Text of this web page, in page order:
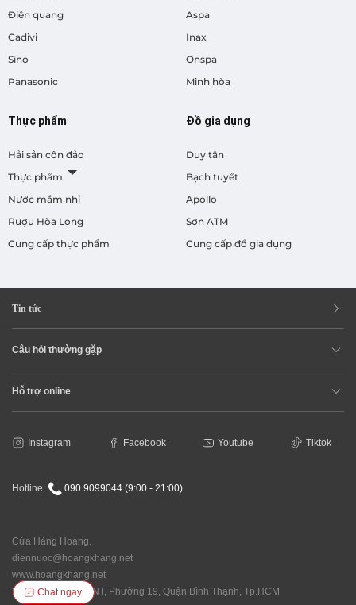
Điện quang
Cadivi
Sino
Panasonic
Aspa
Inax
Onspa
Minh hòa
Thực phẩm
Hải sản côn đảo
Thực phẩm
Nước mắm nhỉ
Rượu Hòa Long
Cung cấp thực phẩm
Đồ gia dụng
Duy tân
Bạch tuyết
Apollo
Sơn ATM
Cung cấp đồ gia dụng
Tin tức
Câu hỏi thường gặp
Hỗ trợ online
Instagram Facebook Youtube Tiktok
Hotline: 090 9099044 (9:00 - 21:00)
Cửa Hàng Hoàng.
diennuoc@hoangkhang.net
www.hoangkhang.net
Địa chỉ: 92/146 XVNT, Phường 19, Quận Bình Thạnh, Tp.HCM
Chat ngay